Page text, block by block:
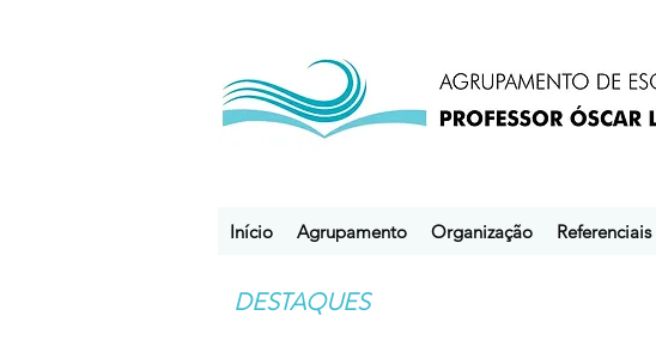
Início Agrupamento Organização Referenciais
DESTAQUES